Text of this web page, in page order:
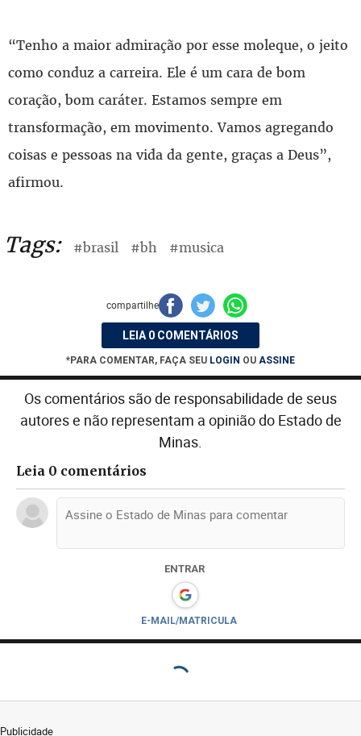
“Tenho a maior admiração por esse moleque, o jeito
como conduz a carreira. Ele é um cara de bom
coração, bom caráter. Estamos sempre em
transformação, em movimento. Vamos agregando
coisas e pessoas na vida da gente, graças a Deus”,
afirmou.
Tags: #brasil #bh #musica
compartilhe
LEIA 0 COMENTÁRIOS
*PARA COMENTAR, FAÇA SEU LOGIN OU ASSINE
Os comentários são de responsabilidade de seus
autores e não representam a opinião do Estado de
Minas.
Leia 0 comentários
ENTRAR
E-MAIL/MATRICULA
Publicidade